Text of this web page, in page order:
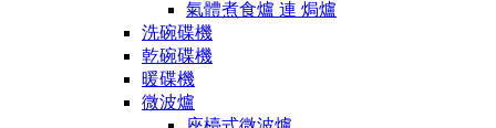
氣體煮食爐 連 焗爐
洗碗碟機
乾碗碟機
暖碟機
微波爐